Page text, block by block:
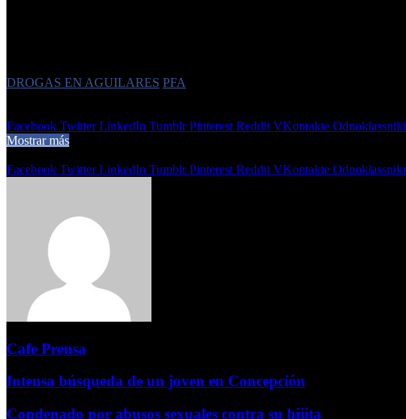
DROGAS EN AGUILARES PFA
Facebook Twitter LinkedIn Tumblr Pinterest Reddit VKontakte Odnoklassniki
Mostrar más
Facebook Twitter LinkedIn Tumblr Pinterest Reddit VKontakte Odnoklassniki
Cafe Prensa
Intensa búsqueda de un joven en Concepción
Condenado por abusos sexuales contra su hijita